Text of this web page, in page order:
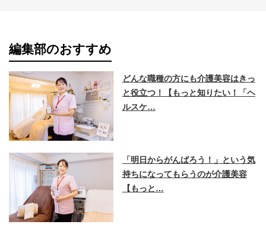
編集部のおすすめ
どんな職種の方にも介護美容はきっ
と役立つ！【もっと知りたい！「ヘ
ルスケ…
「明日からがんばろう！」という気
持ちになってもらうのが介護美容
【もっと…